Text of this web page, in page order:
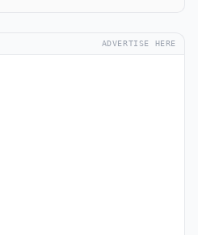
ADVERTISE HERE